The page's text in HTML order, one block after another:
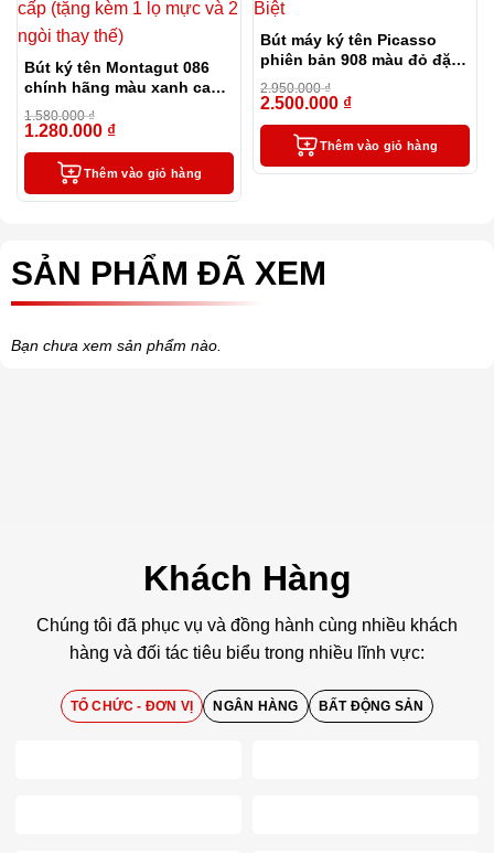
Bút ký tên Montagut 086
chính hãng màu xanh cao
cấp (tặng kèm 1 lọ mực và
2 ngòi thay thế)
1.580.000₫
1.280.000 ₫
Thêm vào giỏ hàng
Bút máy ký tên Picasso
phiên bản 908 màu đỏ đặc
biệt
2.950.000₫
2.500.000 ₫
Thêm vào giỏ hàng
SẢN PHẨM ĐÃ XEM
Bạn chưa xem sản phẩm nào.
Khách Hàng
Chúng tôi đã phục vụ và đồng hành cùng nhiều khách
hàng và đối tác tiêu biểu trong nhiều lĩnh vực:
TỔ CHỨC - ĐƠN VỊ NGÂN HÀNG BẤT ĐỘNG SẢN